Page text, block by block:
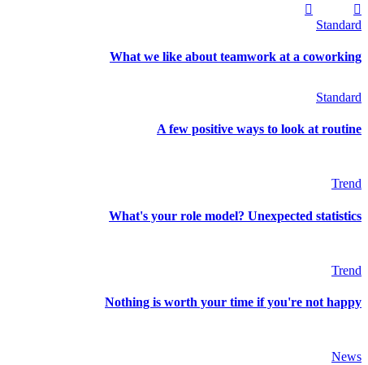
Standard
What we like about teamwork at a coworking
Standard
A few positive ways to look at routine
Trend
What's your role model? Unexpected statistics
Trend
Nothing is worth your time if you're not happy
News